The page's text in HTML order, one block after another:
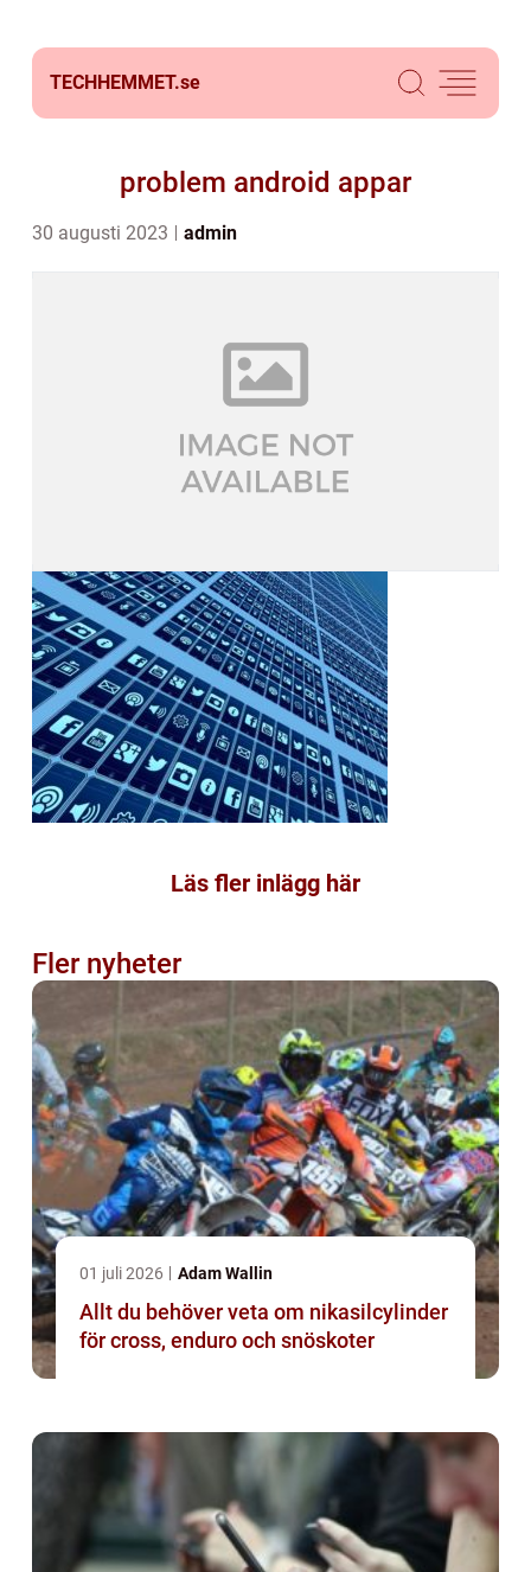
TECHHEMMET.se
problem android appar
30 augusti 2023 admin
Läs fler inlägg här
Fler nyheter
01 juli 2026 Adam Wallin
Allt du behöver veta om nikasilcylinder
för cross, enduro och snöskoter